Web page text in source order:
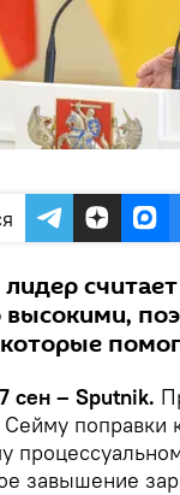
сен – Sputnik.
Сейму поправки
завышение